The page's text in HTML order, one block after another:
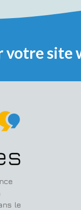
votre site
le